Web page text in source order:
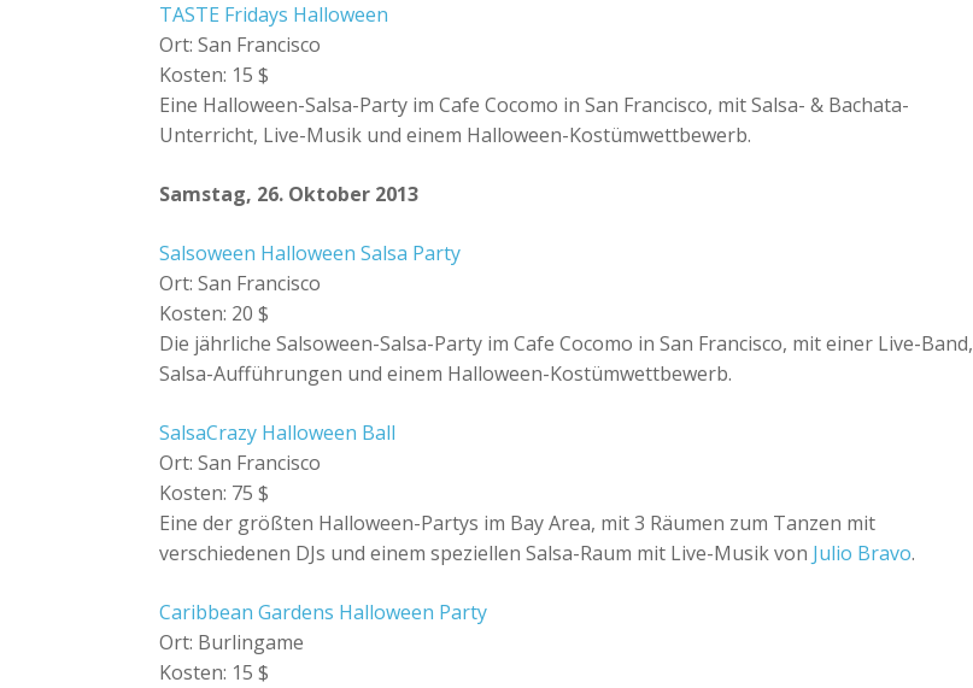
TASTE Fridays Halloween
Ort: San Francisco
Kosten: 15 $
Eine Halloween-Salsa-Party im Cafe Cocomo in San Francisco, mit Salsa- & Bachata-
Unterricht, Live-Musik und einem Halloween-Kostümwettbewerb.
Samstag, 26. Oktober 2013
Salsoween Halloween Salsa Party
Ort: San Francisco
Kosten: 20 $
Die jährliche Salsoween-Salsa-Party im Cafe Cocomo in San Francisco, mit einer Live-Band,
Salsa-Aufführungen und einem Halloween-Kostümwettbewerb.
SalsaCrazy Halloween Ball
Ort: San Francisco
Kosten: 75 $
Eine der größten Halloween-Partys im Bay Area, mit 3 Räumen zum Tanzen mit
verschiedenen DJs und einem speziellen Salsa-Raum mit Live-Musik von Julio Bravo.
Caribbean Gardens Halloween Party
Ort: Burlingame
Kosten: 15 $